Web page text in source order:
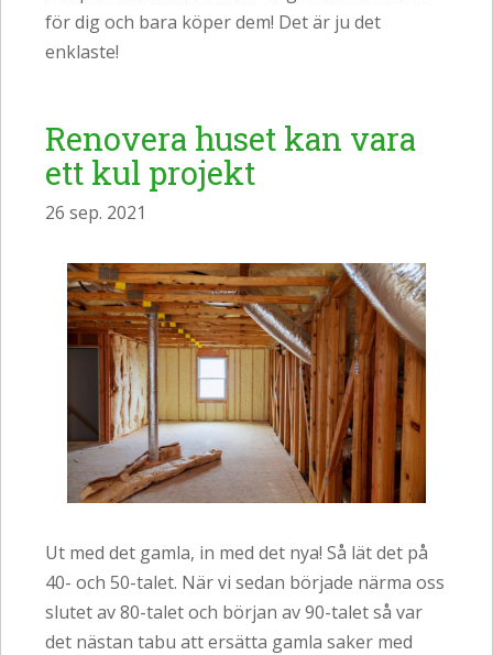
för dig och bara köper dem! Det är ju det
enklaste!
Renovera huset kan vara
ett kul projekt
26 sep. 2021
Ut med det gamla, in med det nya! Så lät det på
40- och 50-talet. När vi sedan började närma oss
slutet av 80-talet och början av 90-talet så var
det nästan tabu att ersätta gamla saker med